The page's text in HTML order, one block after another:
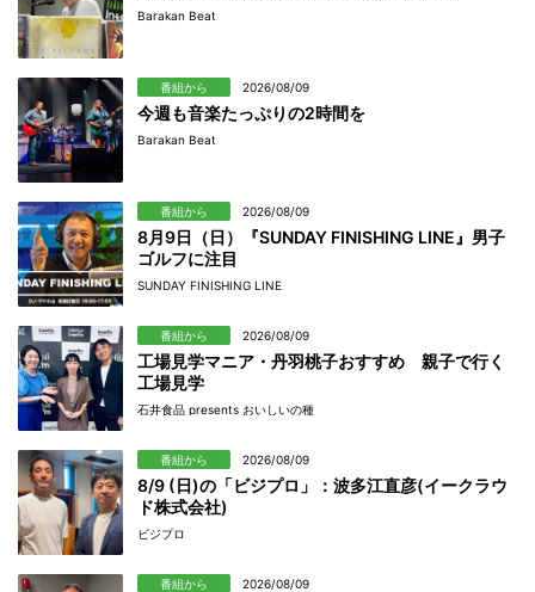
Barakan Beat
番組から 2026/08/09
今週も音楽たっぷりの2時間を
Barakan Beat
番組から 2026/08/09
8月9日（日）『SUNDAY FINISHING LINE』男子
ゴルフに注目
SUNDAY FINISHING LINE
番組から 2026/08/09
工場見学マニア・丹羽桃子おすすめ 親子で行く
工場見学
石井食品 presents おいしいの種
番組から 2026/08/09
8/9 (日)の「ビジプロ」：波多江直彦(イークラウ
ド株式会社)
ビジプロ
番組から 2026/08/09